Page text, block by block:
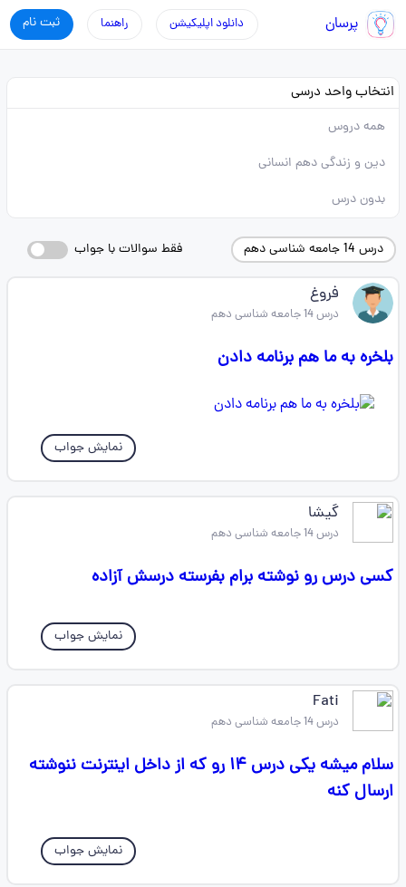
پرسان ثبت نام راهنما دانلود اپلیکیشن
انتخاب واحد درسی
همه دروس
دین و زندگی دهم انسانی
بدون درس
درس 14 جامعه شناسی دهم فقط سوالات با جواب
فروغ
درس 14 جامعه شناسی دهم
بلخره به ما هم برنامه دادن
نمایش جواب
گیشا
درس 14 جامعه شناسی دهم
کسی درس رو نوشته برام بفرسته درسش آزاده
نمایش جواب
‌Fati
درس 14 جامعه شناسی دهم
سلام میشه یکی درس ۱۴ رو که از داخل اینترنت ننوشته
ارسال کنه
نمایش جواب